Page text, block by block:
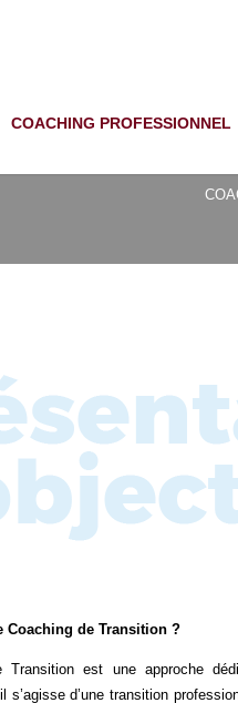
COACHING PROFESSIONNEL
Coaching de Transition ?
Transition est une approche
s’agisse d’une transition